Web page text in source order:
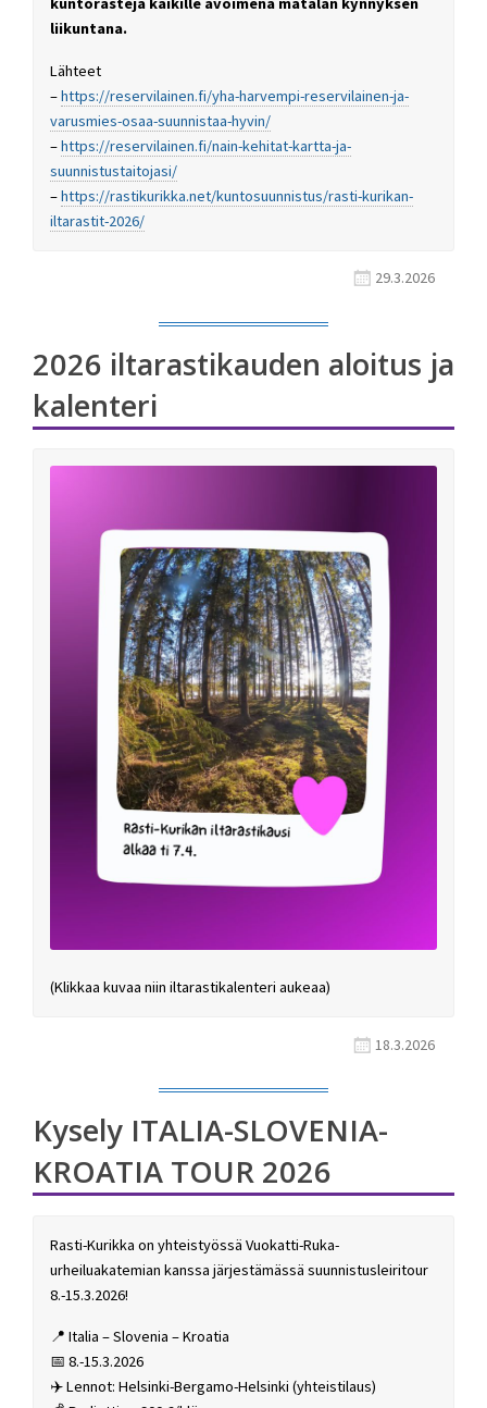
liikuntana.
Lähteet
–https://reservilainen.fi/yha-harvempi-reservilainen-ja-
varusmies-osaa-suunnistaa-hyvin/
–https://reservilainen.fi/nain-kehitat-kartta-ja-
suunnistustaitojasi/
–https://rastikurikka.net/kuntosuunnistus/rasti-kurikan-
iltarastit-2026/
29.3.2026
2026 iltarastikauden aloitus ja
kalenteri
(Klikkaa kuvaa niin iltarastikalenteri aukeaa)
18.3.2026
Kysely ITALIA-SLOVENIA-
KROATIA TOUR 2026
Rasti-Kurikka on yhteistyössä Vuokatti-Ruka-
urheiluakatemian kanssa järjestämässä suunnistusleiritour
8.-15.3.2026!
📍 Italia – Slovenia – Kroatia
📅 8.-15.3.2026
✈️ Lennot: Helsinki-Bergamo-Helsinki (yhteistilaus)